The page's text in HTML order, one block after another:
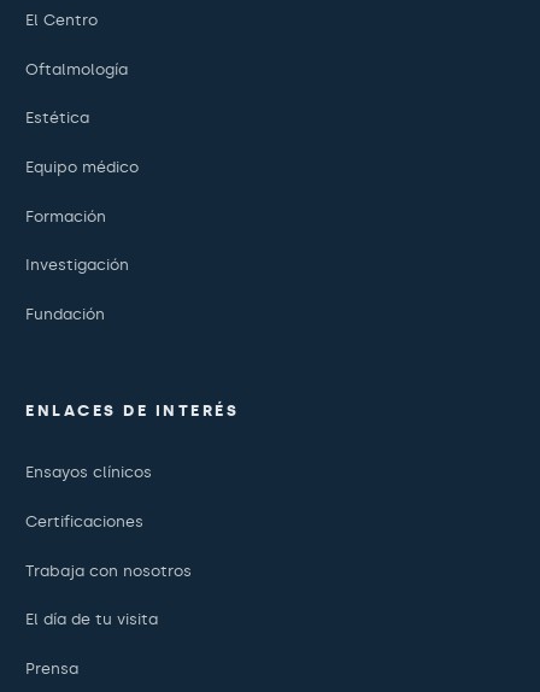
El Centro
Oftalmología
Estética
Equipo médico
Formación
Investigación
Fundación
ENLACES DE INTERÉS
Ensayos clínicos
Certificaciones
Trabaja con nosotros
El día de tu visita
Prensa